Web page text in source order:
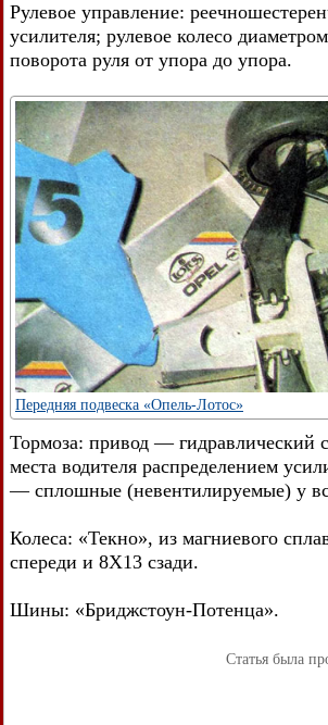
Рулевое управление:
усилителя; рулевое колесо
поворота руля от упора до упора.
Передняя подвеска «Опель-Лотос»
Тормоза: привод — гидравлический
места водителя распределением
— сплошные (невентилируемые) у
Колеса: «Текно», из магниевого
спереди и 8X13 сзади.
Шины: «Бриджстоун-Потенца».
Статья была